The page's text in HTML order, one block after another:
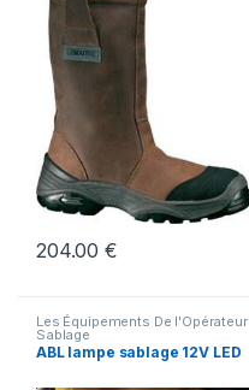
204.00€
Les Équipements De l'Opérateur
Sablage
ABL lampe sablage 12V LED